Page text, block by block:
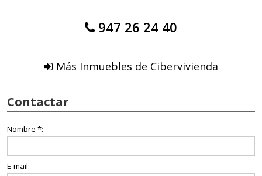
947 26 24 40
Más Inmuebles de Cibervivienda
Contactar
Nombre *:
E-mail: